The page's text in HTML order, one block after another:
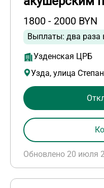
1800 - 2000 BYN
Выплаты: два раза
Узденская ЦРБ
Узда, улица
Обновлено 20 июля